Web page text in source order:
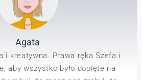
Agata
i kreatywna. Prawa ręka Szefa i
aby wszystko było dopięte na